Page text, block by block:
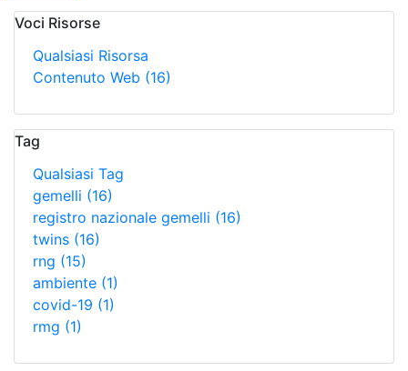
Voci Risorse
Qualsiasi Risorsa
Contenuto Web (16)
Tag
Qualsiasi Tag
gemelli (16)
registro nazionale gemelli (16)
twins (16)
rng (15)
ambiente (1)
covid-19 (1)
rmg (1)